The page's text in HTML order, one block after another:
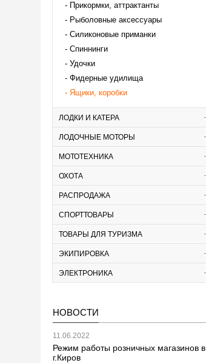
Прикормки, аттрактанты
Рыболовные аксессуары
Силиконовые приманки
Спиннинги
Удочки
Фидерные удилища
Ящики, коробки
ЛОДКИ И КАТЕРА
ЛОДОЧНЫЕ МОТОРЫ
МОТОТЕХНИКА
ОХОТА
РАСПРОДАЖА
СПОРТТОВАРЫ
ТОВАРЫ ДЛЯ ТУРИЗМА
ЭКИПИРОВКА
ЭЛЕКТРОНИКА
НОВОСТИ
11.06.2022
Режим работы розничных магазинов в
г.Киров